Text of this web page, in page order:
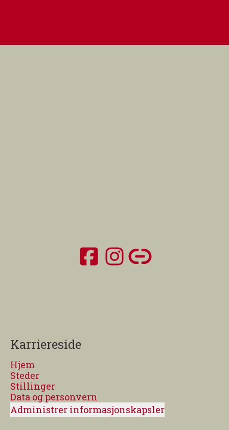
Karriereside
Hjem
Steder
Stillinger
Data og personvern
Administrer informasjonskapsler